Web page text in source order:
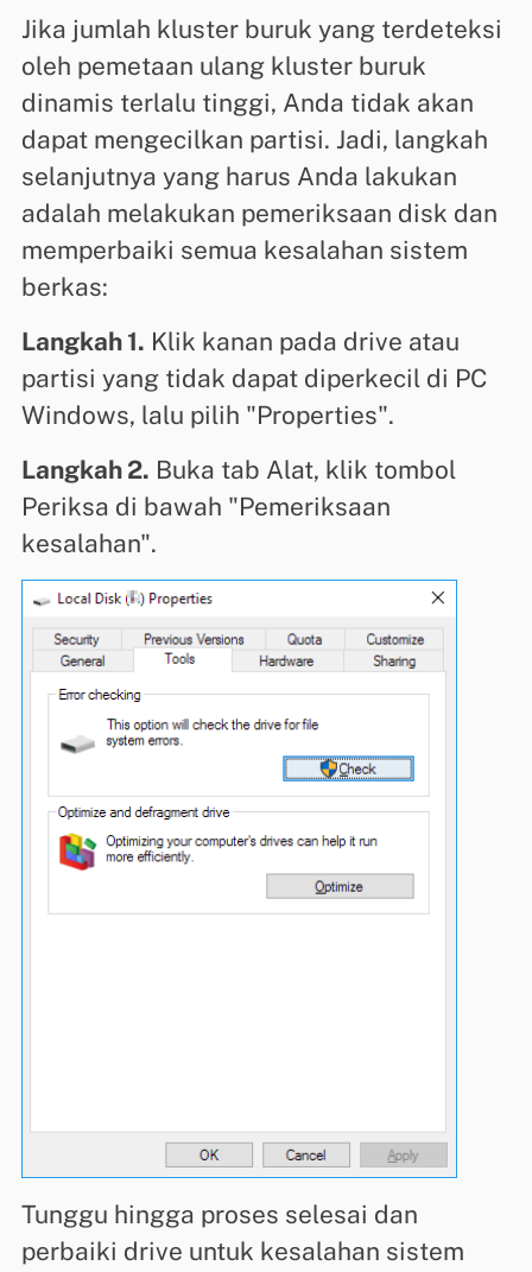
Jika jumlah kluster buruk yang terdeteksi
oleh pemetaan ulang kluster buruk
dinamis terlalu tinggi, Anda tidak akan
dapat mengecilkan partisi. Jadi, langkah
selanjutnya yang harus Anda lakukan
adalah melakukan pemeriksaan disk dan
memperbaiki semua kesalahan sistem
berkas:
Langkah 1. Klik kanan pada drive atau
partisi yang tidak dapat diperkecil di PC
Windows, lalu pilih "Properties".
Langkah 2. Buka tab Alat, klik tombol
Periksa di bawah "Pemeriksaan
kesalahan".
Tunggu hingga proses selesai dan
perbaiki drive untuk kesalahan sistem